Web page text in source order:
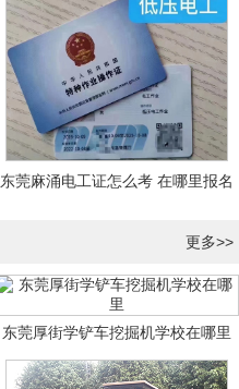
东莞麻涌电工证怎么考 在哪里报名
更多>>
东莞厚街学铲车挖掘机学校在哪里